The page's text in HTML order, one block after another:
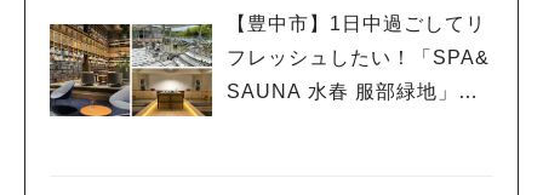
【豊中市】1日中過ごしてリ
フレッシュしたい！「SPA&
SAUNA 水春 服部緑地」、